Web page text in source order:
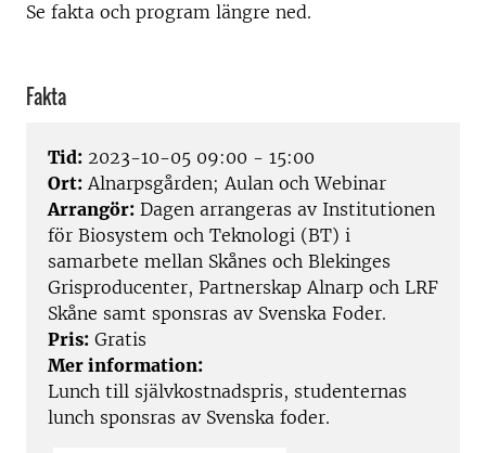
Se fakta och program längre ned.
Fakta
Tid: 2023-10-05 09:00 - 15:00
Ort: Alnarpsgården; Aulan och Webinar
Arrangör: Dagen arrangeras av Institutionen
för Biosystem och Teknologi (BT) i
samarbete mellan Skånes och Blekinges
Grisproducenter, Partnerskap Alnarp och LRF
Skåne samt sponsras av Svenska Foder.
Pris: Gratis
Mer information:
Lunch till självkostnadspris, studenternas
lunch sponsras av Svenska foder.